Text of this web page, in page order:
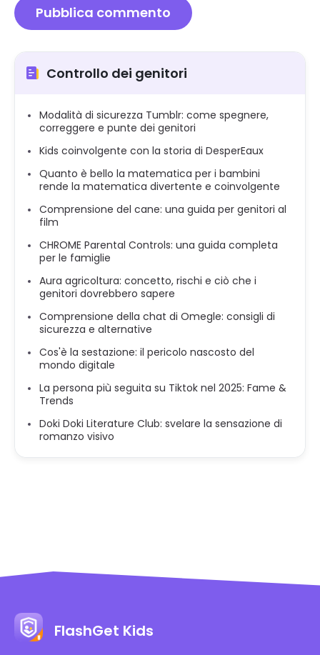
Controllo dei genitori
Modalità di sicurezza Tumblr: come spegnere,
correggere e punte dei genitori
Kids coinvolgente con la storia di DesperEaux
Quanto è bello la matematica per i bambini
rende la matematica divertente e coinvolgente
Comprensione del cane: una guida per genitori al
film
CHROME Parental Controls: una guida completa
per le famiglie
Aura agricoltura: concetto, rischi e ciò che i
genitori dovrebbero sapere
Comprensione della chat di Omegle: consigli di
sicurezza e alternative
Cos'è la sestazione: il pericolo nascosto del
mondo digitale
La persona più seguita su Tiktok nel 2025: Fame &
Trends
Doki Doki Literature Club: svelare la sensazione di
romanzo visivo
FlashGet Kids